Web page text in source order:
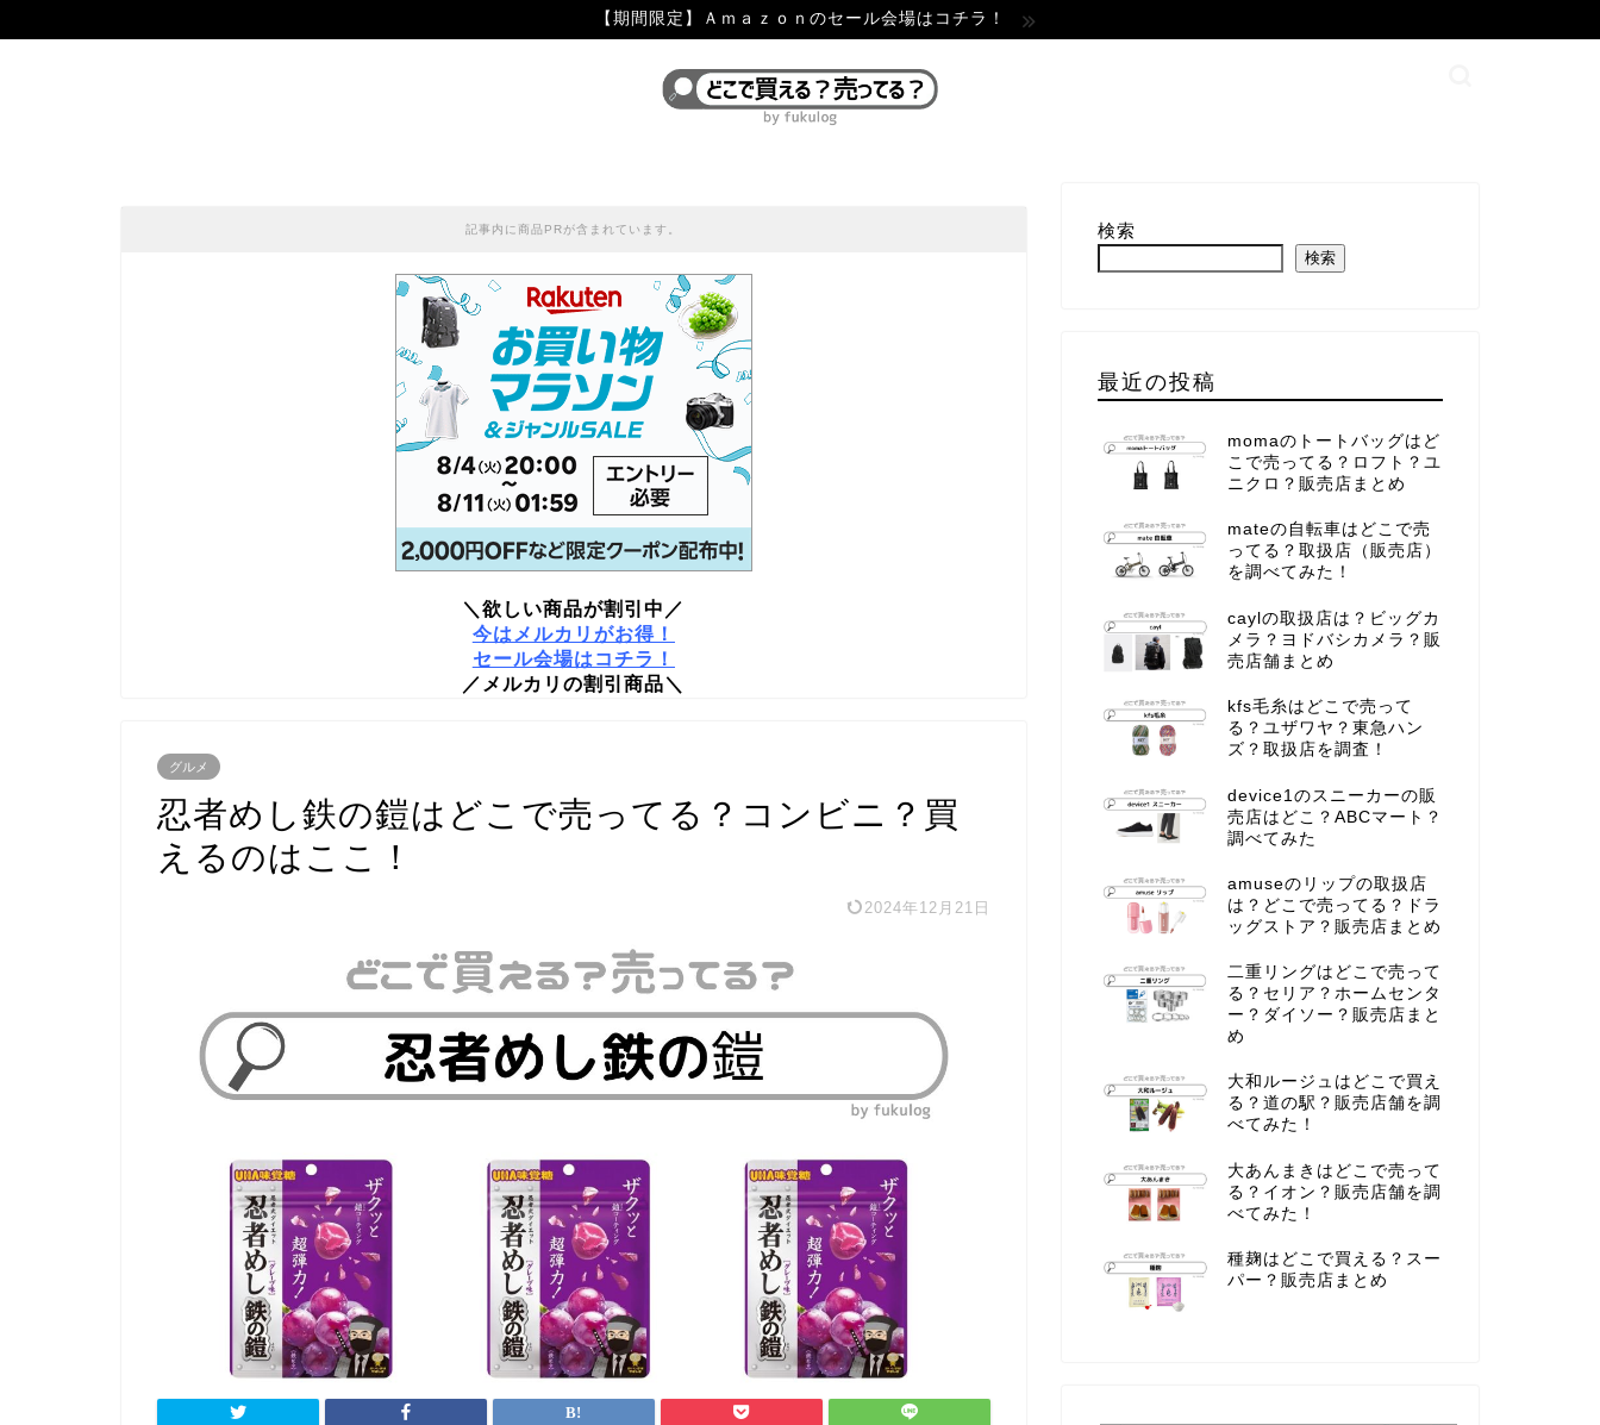
【期間限定】Ａｍａｚｏｎのセール会場はコチラ！
記事内に商品PRが含まれています。
＼欲しい商品が割引中／
今はメルカリがお得！
セール会場はコチラ！
／メルカリの割引商品＼
グルメ
忍者めし鉄の鎧はどこで売ってる？コンビニ？買
えるのはここ！
2024年12月21日
検索
検索
最近の投稿
momaのトートバッグはど
こで売ってる？ロフト？ユ
ニクロ？販売店まとめ
mateの自転車はどこで売
ってる？取扱店（販売店）
を調べてみた！
caylの取扱店は？ビッグカ
メラ？ヨドバシカメラ？販
売店舗まとめ
kfs毛糸はどこで売って
る？ユザワヤ？東急ハン
ズ？取扱店を調査！
device1のスニーカーの販
売店はどこ？ABCマート？
調べてみた
amuseのリップの取扱店
は？どこで売ってる？ドラ
ッグストア？販売店まとめ
二重リングはどこで売って
る？セリア？ホームセンタ
ー？ダイソー？販売店まと
め
大和ルージュはどこで買え
る？道の駅？販売店舗を調
べてみた！
大あんまきはどこで売って
る？イオン？販売店舗を調
べてみた！
種麹はどこで買える？スー
パー？販売店まとめ